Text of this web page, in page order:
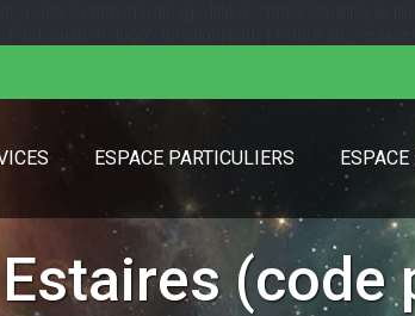
ESPACE PARTICULIERS
Estaires (code